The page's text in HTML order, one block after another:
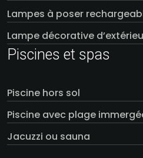
Lampes à poser
Lampe décorative
Piscines et spas
Piscine hors sol
Piscine avec plage
Jacuzzi ou sauna